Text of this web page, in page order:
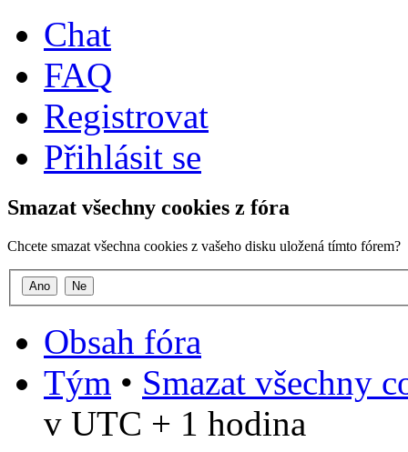
Chat
FAQ
Registrovat
Přihlásit se
Smazat všechny cookies z fóra
Chcete smazat všechna cookies z vašeho disku uložená tímto fórem?
Obsah fóra
Tým • Smazat všechny
v UTC + 1 hodina